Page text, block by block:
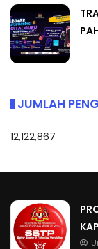
JUMLAH
12,122,867